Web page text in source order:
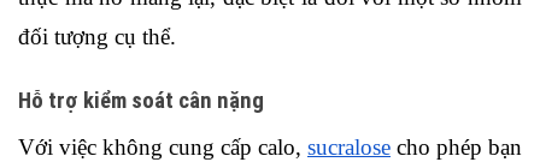
đối tượng cụ thể.
Hỗ trợ kiểm soát cân nặng
Với việc không cung cấp calo, sucralose cho phép bạn